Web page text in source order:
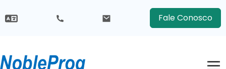
Fale Conosco